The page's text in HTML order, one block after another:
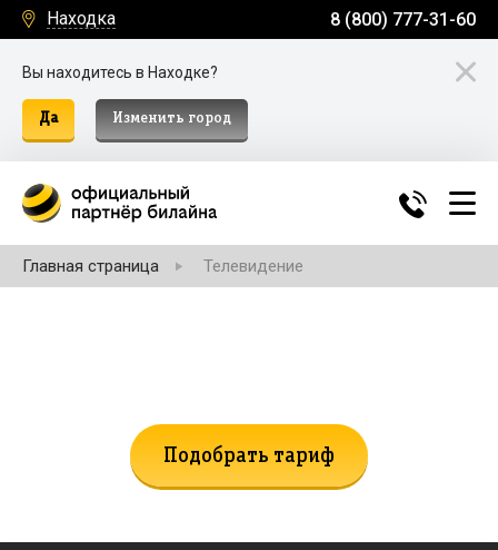
Находка 8 (800) 777-31-60
Вы находитесь в Находке?
Да Изменить город
Главная страница Телевидение
Подобрать тариф